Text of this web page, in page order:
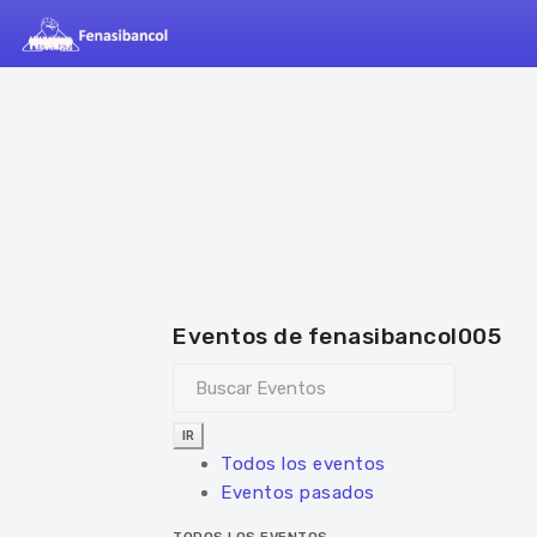
Eventos de fenasibancol005
IR
Todos los eventos
Eventos pasados